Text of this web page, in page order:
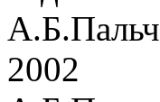
2002